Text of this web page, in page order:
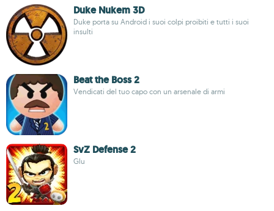
Duke Nukem 3D
Duke porta su Android i suoi colpi proibiti e tutti i suoi
insulti
Beat the Boss 2
Vendicati del tuo capo con un arsenale di armi
SvZ Defense 2
Glu